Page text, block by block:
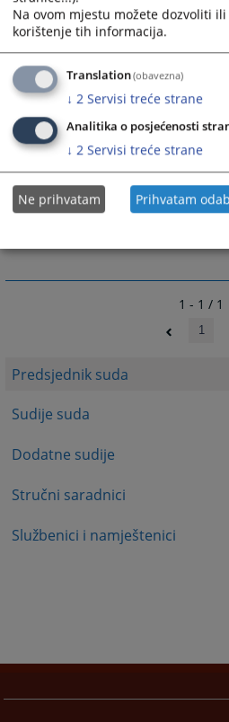
Predsjednik suda
Sudije suda
Dodatne sudije
Stručni saradnici
Službenici i namještenici
1 - 1 / 1
1
Na ovom mjestu možete dozvoliti
korištenje tih informacija.
Translation(obavezna)
↓ 2 Servisi treće strane
Analitika o posjećenosti
↓ 2 Servisi treće strane
Ne prihvatam Prihvatam